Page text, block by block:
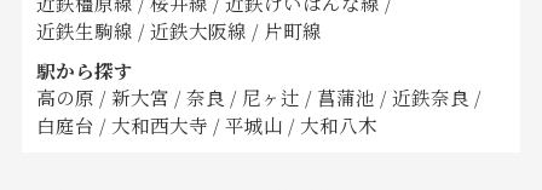
近鉄生駒線 / 近鉄大阪線 / 片町線
駅から探す
高の原 / 新大宮 / 奈良 / 尼ヶ辻 / 菖蒲池 / 近鉄奈良 /
白庭台 / 大和西大寺 / 平城山 / 大和八木